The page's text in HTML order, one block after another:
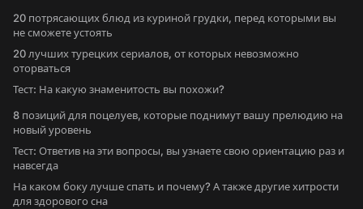
20 потрясающих блюд из куриной грудки, перед которыми вы
не сможете устоять
20 лучших турецких сериалов, от которых невозможно
оторваться
Тест: На какую знаменитость вы похожи?
8 позиций для поцелуев, которые поднимут вашу прелюдию на
новый уровень
Тест: Ответив на эти вопросы, вы узнаете свою ориентацию раз и
навсегда
На каком боку лучше спать и почему? А также другие хитрости
для здорового сна